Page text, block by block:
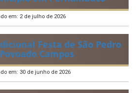
em: 2 de julho de 2026
Festa de São Pedro
Campos
em: 30 de junho de 2026